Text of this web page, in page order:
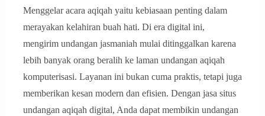
Menggelar acara aqiqah yaitu kebiasaan penting dalam
merayakan kelahiran buah hati. Di era digital ini,
mengirim undangan jasmaniah mulai ditinggalkan karena
lebih banyak orang beralih ke laman undangan aqiqah
komputerisasi. Layanan ini bukan cuma praktis, tetapi juga
memberikan kesan modern dan efisien. Dengan jasa situs
undangan aqiqah digital, Anda dapat membikin undangan